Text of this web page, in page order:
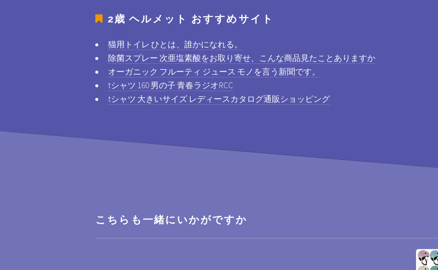
2歳 ヘルメット おすすめサイト
猫用トイレ ひとは、誰かになれる。
除菌スプレー 次亜塩素酸をお取り寄せ、こんな商品見たことありますか
オーガニック フルーティ ジュース モノを言う新聞です。
tシャツ 160 男の子 青春ラジオRCC
tシャツ 大きいサイズ レディースカタログ通販ショッピング
こちらも一緒にいかがですか